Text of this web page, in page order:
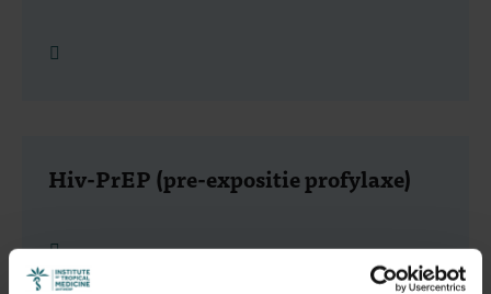
Lees meer
Hiv-PrEP (pre-expositie profylaxe)